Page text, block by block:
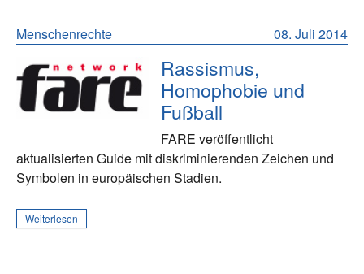
08. Juli 2014
Menschenrechte
Rassismus,
Homophobie und
Fußball
FARE veröffentlicht
aktualisierten Guide mit diskriminierenden Zeichen und
Symbolen in europäischen Stadien.
Weiterlesen